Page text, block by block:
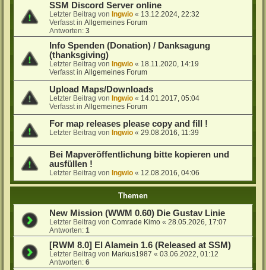
SSM Discord Server online
Letzter Beitrag von Ingwio « 13.12.2024, 22:32
Verfasst inAllgemeines Forum
Antworten:3
Info Spenden (Donation) / Danksagung
(thanksgiving)
Letzter Beitrag von Ingwio « 18.11.2020, 14:19
Verfasst inAllgemeines Forum
Upload Maps/Downloads
Letzter Beitrag von Ingwio « 14.01.2017, 05:04
Verfasst inAllgemeines Forum
For map releases please copy and fill !
Letzter Beitrag von Ingwio «29.08.2016, 11:39
Bei Mapveröffentlichung bitte kopieren und
ausfüllen !
Letzter Beitrag von Ingwio « 12.08.2016, 04:06
Themen
New Mission (WWM 0.60) Die Gustav Linie
Letzter Beitrag vonComrade Kimo «28.05.2026, 17:07
Antworten:1
[RWM 8.0] El Alamein 1.6 (Released at SSM)
Letzter Beitrag von Markus1987 «03.06.2022, 01:12
Antworten:6